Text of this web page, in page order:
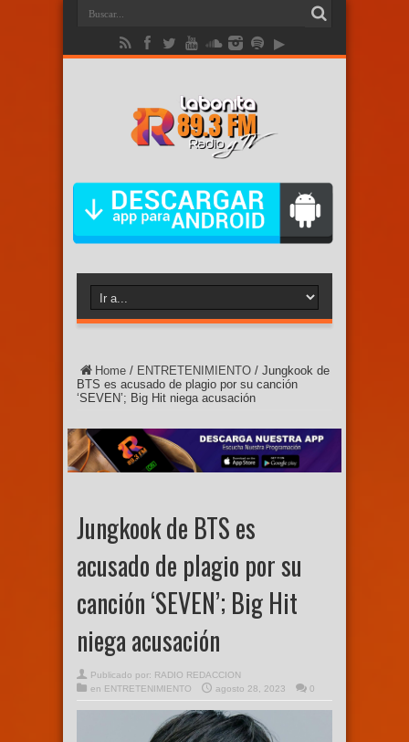
Home / ENTRETENIMIENTO / Jungkook de
BTS es acusado de plagio por su canción
‘SEVEN’; Big Hit niega acusación
Jungkook de BTS es
acusado de plagio por su
canción ‘SEVEN’; Big Hit
niega acusación
Publicado por: RADIO REDACCION
en ENTRETENIMIENTO agosto 28, 2023 0